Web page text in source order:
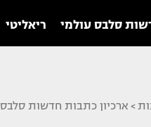
סלבס עולמי ריאליטי
> ארכיון כתבות חדשות סלבס